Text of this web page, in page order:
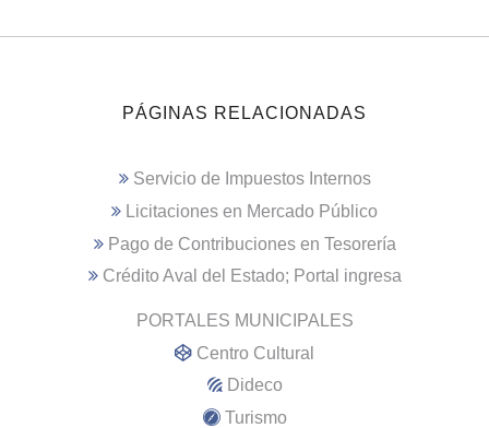
PÁGINAS RELACIONADAS
Servicio de Impuestos Internos
Licitaciones en Mercado Público
Pago de Contribuciones en Tesorería
Crédito Aval del Estado; Portal ingresa
PORTALES MUNICIPALES
Centro Cultural
Dideco
Turismo